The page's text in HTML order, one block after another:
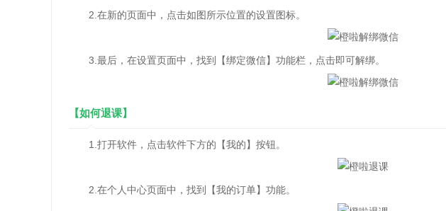
2.在新的页面中，点击如图所示位置的设置图标。
3.最后，在设置页面中，找到【绑定微信】功能栏，点击即可解绑。
【如何退课】
1.打开软件，点击软件下方的【我的】按钮。
2.在个人中心页面中，找到【我的订单】功能。